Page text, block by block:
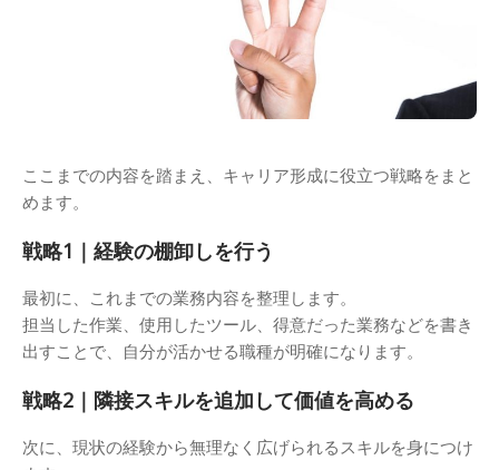
ここまでの内容を踏まえ、キャリア形成に役立つ戦略をまと
めます。
戦略1｜経験の棚卸しを行う
最初に、これまでの業務内容を整理します。
担当した作業、使用したツール、得意だった業務などを書き
出すことで、自分が活かせる職種が明確になります。
戦略2｜隣接スキルを追加して価値を高める
次に、現状の経験から無理なく広げられるスキルを身につけ